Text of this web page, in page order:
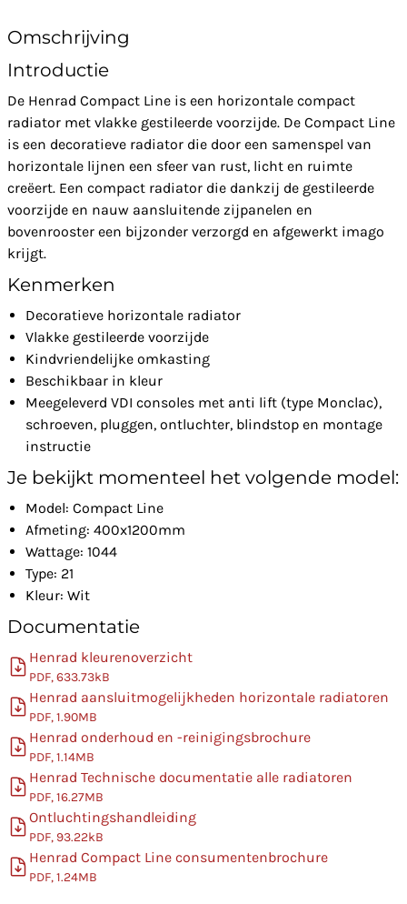
Omschrijving
Introductie
De Henrad Compact Line is een horizontale compact
radiator met vlakke gestileerde voorzijde. De Compact Line
is een decoratieve radiator die door een samenspel van
horizontale lijnen een sfeer van rust, licht en ruimte
creëert. Een compact radiator die dankzij de gestileerde
voorzijde en nauw aansluitende zijpanelen en
bovenrooster een bijzonder verzorgd en afgewerkt imago
krijgt.
Kenmerken
Decoratieve horizontale radiator
Vlakke gestileerde voorzijde
Kindvriendelijke omkasting
Beschikbaar in kleur
Meegeleverd VDI consoles met anti lift (type Monclac),
schroeven, pluggen, ontluchter, blindstop en montage
instructie
Je bekijkt momenteel het volgende model:
Model: Compact Line
Afmeting: 400x1200mm
Wattage: 1044
Type: 21
Kleur: Wit
Documentatie
Henrad kleurenoverzicht
PDF, 633.73kB
Henrad aansluitmogelijkheden horizontale radiatoren
PDF, 1.90MB
Henrad onderhoud en -reinigingsbrochure
PDF, 1.14MB
Henrad Technische documentatie alle radiatoren
PDF, 16.27MB
Ontluchtingshandleiding
PDF, 93.22kB
Henrad Compact Line consumentenbrochure
PDF, 1.24MB